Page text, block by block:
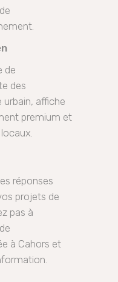
de
des
urbain, affiche
premium et
réponses
projets de
pas à
à Cahors et